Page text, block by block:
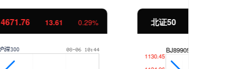
北证50 1122.98 0.32%